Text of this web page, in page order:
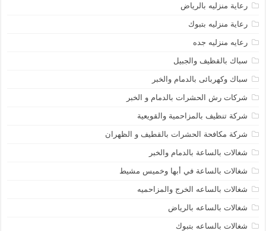
رعاية منزليه بالرياض
رعاية منزليه بتبوك
رعايه منزليه جده
سباك بالقظيف والجبيل
سباك وكهربائى بالدمام والخبر
شركات رش الحشرات بالدمام و الخبر
شركة تنظيف بالمزاحمية والقويعية
شركة مكافحة الحشرات بالقطيف و الظهران
شغالات بالساعة بالدمام والخبر
شغالات بالساعة في أبها وخميس مشيط
شغالات بالساعه الخرج والمزاحميه
شغالات بالساعه بالرياض
شغالات بالساعه بتبوك